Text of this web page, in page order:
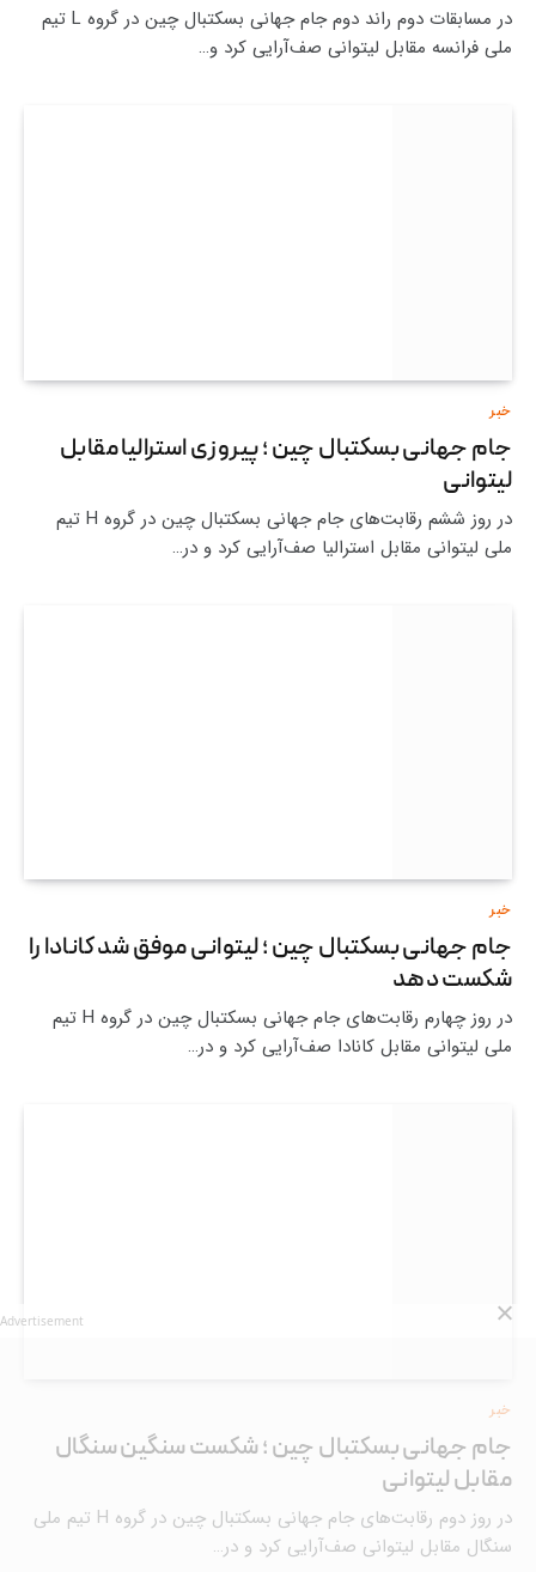
در مسابقات دوم راند دوم جام جهانی بسکتبال چین در گروه L تیم
ملی فرانسه مقابل لیتوانی صف‌آرایی کرد و…
خبر
جام جهانی بسکتبال چین ؛ پیروزی استرالیا مقابل
لیتوانی
در روز ششم رقابت‌های جام جهانی بسکتبال چین در گروه H تیم
ملی لیتوانی مقابل استرالیا صف‌آرایی کرد و در…
خبر
جام جهانی بسکتبال چین ؛ لیتوانی موفق شد کانادا را
شکست دهد
در روز چهارم رقابت‌های جام جهانی بسکتبال چین در گروه H تیم
ملی لیتوانی مقابل کانادا صف‌آرایی کرد و در…
خبر
جام جهانی بسکتبال چین ؛ شکست سنگین سنگال
مقابل لیتوانی
در روز دوم رقابت‌های جام جهانی بسکتبال چین در گروه H تیم ملی
سنگال مقابل لیتوانی صف‌آرایی کرد و در…
Advertisement